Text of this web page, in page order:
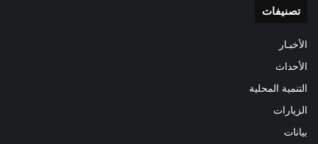
تصنيفات
الأخبـار
الأحداث
التنمية المحلية
الزيارات
بيانات